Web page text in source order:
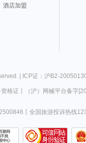
酒店加盟
| ICP证：沪B2-
格证 （沪）网械平台备字
全国旅游投诉热线